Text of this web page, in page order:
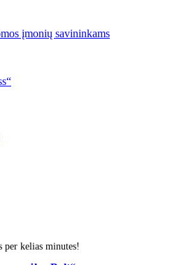
įmonių savininkams
kelias minutes!